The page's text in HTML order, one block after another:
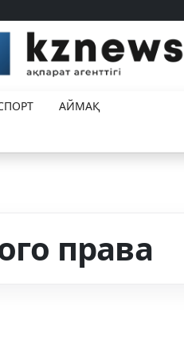
АЙМАҚ
права